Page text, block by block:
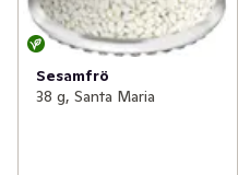
Sesamfrö
38 g, Santa Maria